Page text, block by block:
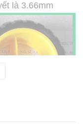
là 3.66mm